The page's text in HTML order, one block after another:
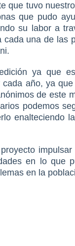
que tuvo
que pudo
su labor a
una de las
ya que
año, ya
de este
podemos
enalteciendo
en lo que
en la